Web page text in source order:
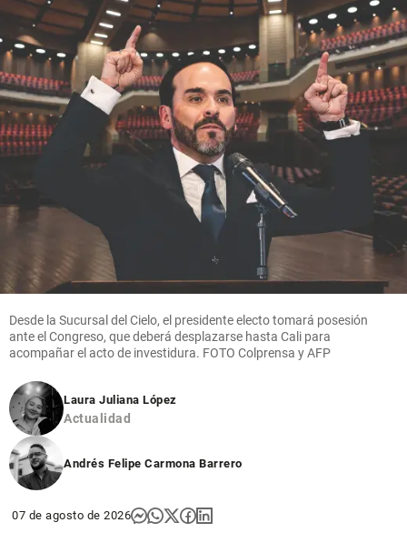
Desde la Sucursal del Cielo, el presidente electo tomará posesión
ante el Congreso, que deberá desplazarse hasta Cali para
acompañar el acto de investidura. FOTO Colprensa y AFP
Laura Juliana López
Actualidad
Andrés Felipe Carmona Barrero
07 de agosto de 2026